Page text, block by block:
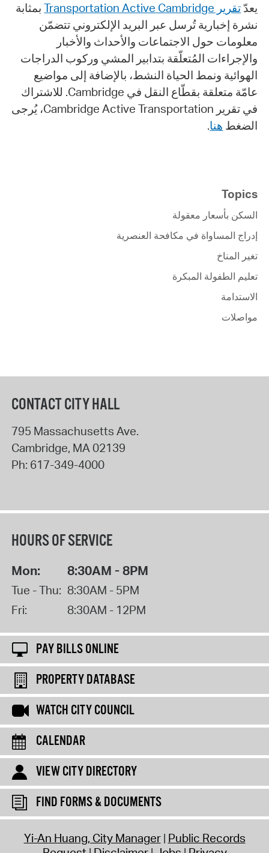
يعدّتقرير Transportation Active Cambridge
بمثابة
نشرة إخبارية تُرسل عبر البريد الإلكتروني تتضمّن
معلومات حول الاجتماعات والأحداث والأخبار
والإجراءات المُتعلّقة بتدابير المشي وركوب الدراجات
الهوائية ونمط الحياة النشط، بالإضافة إلى مواضيع
عامّة متعلقة بقطّاع النقل في Cambridge. للاشتراك
في تقرير Cambridge Active Transportation، يُرجى
الضغط هنا.
Topics
السكن بأسعار معقولة
إدراج المساواة في مكافحة العنصرية
تغير المناخ
تعليم الطفولة المبكرة
الاستدامة
مواصلات
CONTACT CITY HALL
795 Massachusetts Ave.
Cambridge, MA02139
Ph: 617-349-4000
HOURS OF SERVICE
Mon: 8:30AM - 8PM
Tue - Thu: 8:30AM - 5PM
Fri:
8:30AM - 12PM
PAY BILLS ONLINE
PROPERTY DATABASE
WATCH CITY COUNCIL
CALENDAR
VIEW CITY DIRECTORY
FIND FORMS & DOCUMENTS
Yi-An Huang, City Manager Public Records